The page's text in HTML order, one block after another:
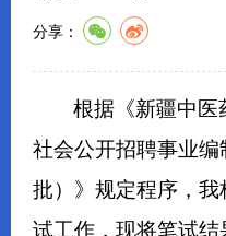
分享：
根据《新疆中医
社会公开招聘事业
批）》规定程序，
试工作，现将笔试